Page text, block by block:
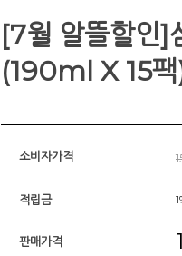
[7월 알뜰할인]
(190ml X 15
소비자가격
적립금
판매가격